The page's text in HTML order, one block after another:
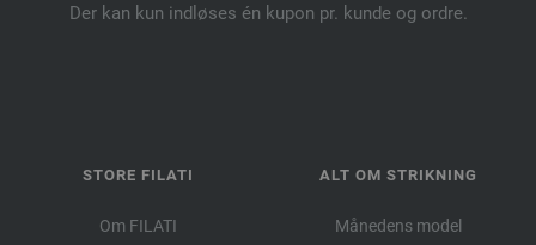
Der kan kun indløses én kupon pr. kunde og ordre.
STORE FILATI
Om FILATI
ALT OM STRIKNING
Månedens model